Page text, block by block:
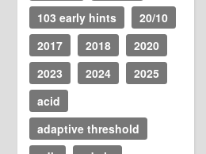
103 early hints
20/10
2017
2018
2020
2023
2024
2025
acid
adaptive threshold